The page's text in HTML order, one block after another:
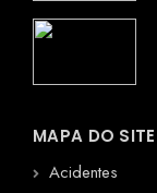
MAPA DO SITE
Acidentes